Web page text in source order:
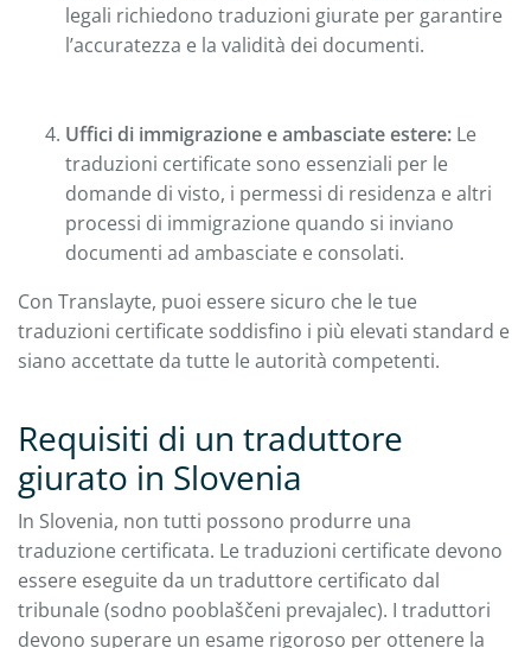
legali richiedono traduzioni giurate per garantire
l’accuratezza e la validità dei documenti.
Uffici di immigrazione e ambasciate estere: Le
traduzioni certificate sono essenziali per le
domande di visto, i permessi di residenza e altri
processi di immigrazione quando si inviano
documenti ad ambasciate e consolati.
Con Translayte, puoi essere sicuro che le tue
traduzioni certificate soddisfino i più elevati standard e
siano accettate da tutte le autorità competenti.
Requisiti di un traduttore
giurato in Slovenia
In Slovenia, non tutti possono produrre una
traduzione certificata. Le traduzioni certificate devono
essere eseguite da un traduttore certificato dal
tribunale (sodno pooblaščeni prevajalec). I traduttori
devono superare un esame rigoroso per ottenere la